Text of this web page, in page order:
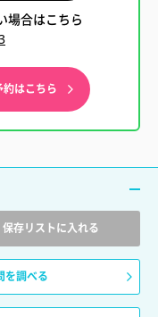
場合はこちら
はこちら
保存リストに入れる
を調べる